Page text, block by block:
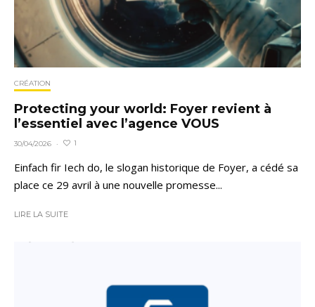
CRÉATION
Protecting your world: Foyer revient à
l’essentiel avec l’agence VOUS
30/04/2026 · 1
Einfach fir Iech do, le slogan historique de Foyer, a cédé sa
place ce 29 avril à une nouvelle promesse...
LIRE LA SUITE